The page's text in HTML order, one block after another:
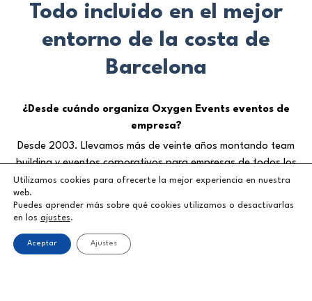
Todo incluido en el mejor
entorno de la costa de
Barcelona
¿Desde cuándo organiza Oxygen Events eventos de
empresa?
Desde 2003. Llevamos más de veinte años montando team
building y eventos corporativos para empresas de todos los
tamaños, y la mayoría repite año tras año. Algo estaremos
¿Dónde se celebran los eventos de team building?
En el Club Náutico de Castelldefels, con acceso directo al mar y
a 20 minutos de Barcelona. Estás en el punto perfecto entre
Utilizamos cookies para ofrecerte la mejor experiencia en nuestra
web.
Puedes aprender más sobre qué cookies utilizamos o desactivarlas
en los ajustes.
Aceptar Ajustes